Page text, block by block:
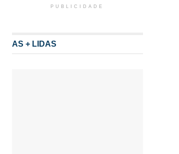
PUBLICIDADE
AS + LIDAS